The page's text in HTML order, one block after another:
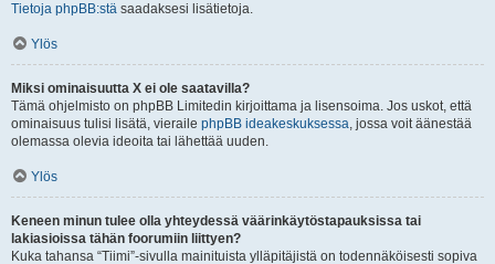
Tietoja phpBB:stä saadaksesi lisätietoja.
Ylös
Miksi ominaisuutta X ei ole saatavilla?
Tämä ohjelmisto on phpBB Limitedin kirjoittama ja lisensoima. Jos uskot, että
ominaisuus tulisi lisätä, vieraile phpBB ideakeskuksessa, jossa voit äänestää
olemassa olevia ideoita tai lähettää uuden.
Ylös
Keneen minun tulee olla yhteydessä väärinkäytöstapauksissa tai
lakiasioissa tähän foorumiin liittyen?
Kuka tahansa “Tiimi”-sivulla mainituista ylläpitäjistä on todennäköisesti sopiva